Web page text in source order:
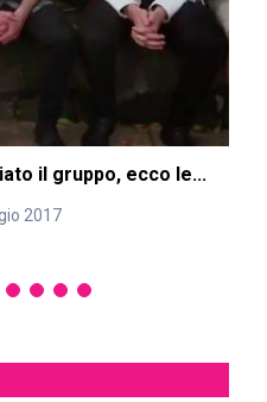
il gruppo, ecco le...
2017